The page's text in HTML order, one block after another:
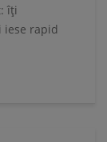
îți
iese rapid